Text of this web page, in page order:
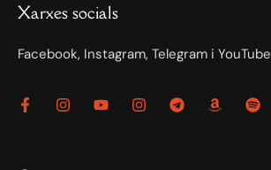
Xarxes socials
Facebook, Instagram, Telegram i YouTube